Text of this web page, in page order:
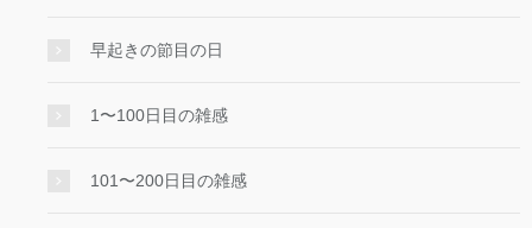
早起きの節目の日
1〜100日目の雑感
101〜200日目の雑感